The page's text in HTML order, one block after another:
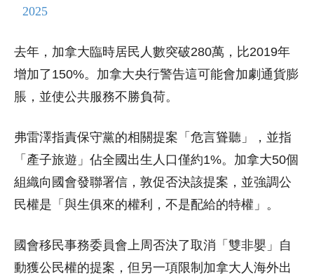
2025
去年，加拿大臨時居民人數突破280萬，比2019年
增加了150%。加拿大央行警告這可能會加劇通貨膨
脹，並使公共服務不勝負荷。
弗雷澤指責保守黨的相關提案「危言聳聽」，並指
「產子旅遊」佔全國出生人口僅約1%。加拿大50個
組織向國會發聯署信，敦促否決該提案，並強調公
民權是「與生俱來的權利，不是配給的特權」。
國會移民事務委員會上周否決了取消「雙非嬰」自
動獲公民權的提案，但另一項限制加拿大人海外出